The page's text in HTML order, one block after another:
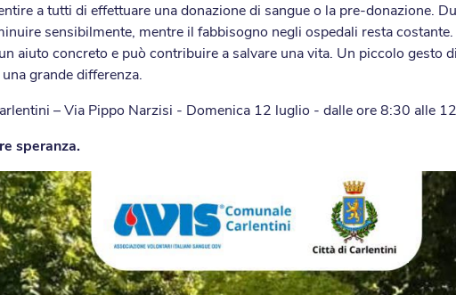
a tutti di effettuare una donazione di sangue o la pre-donazione.
sensibilmente, mentre il fabbisogno negli ospedali resta
aiuto concreto e può contribuire a salvare una vita. Un piccolo gesto
grande differenza.
– Via Pippo Narzisi - Domenica 12 luglio - dalle ore 8:30 alle
speranza.